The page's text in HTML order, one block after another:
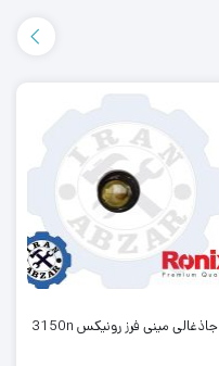
جاذغالی مینی فرز رونیکس 3150n